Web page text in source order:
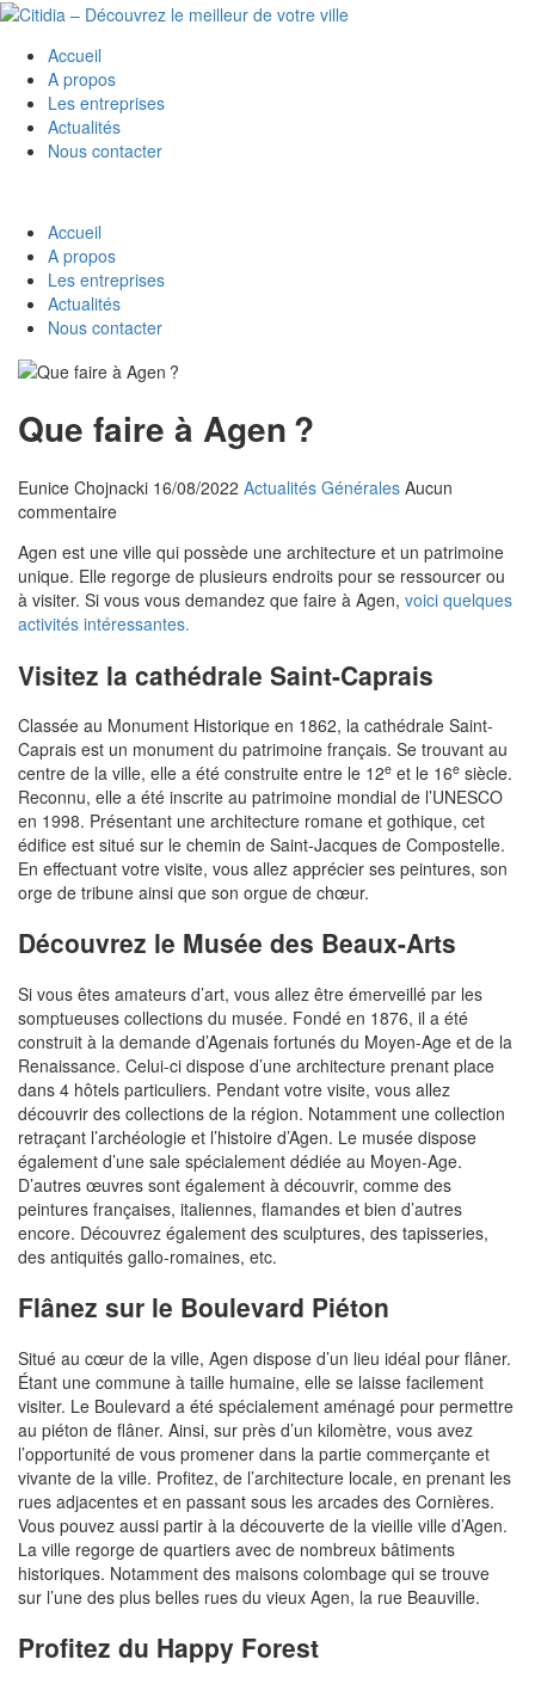
Accueil
A propos
Les entreprises
Actualités
Nous contacter
Accueil
A propos
Les entreprises
Actualités
Nous contacter
Que faire à Agen ?
Eunice Chojnacki 16/08/2022 Actualités Générales Aucun
commentaire
Agen est une ville qui possède une architecture et un patrimoine
unique. Elle regorge de plusieurs endroits pour se ressourcer ou
à visiter. Si vous vous demandez que faire à Agen, voici quelques
activités intéressantes.
Visitez la cathédrale Saint-Caprais
Classée au Monument Historique en 1862, la cathédrale Saint-
Caprais est un monument du patrimoine français. Se trouvant au
centre de la ville, elle a été construite entre le 12e et le 16e siècle.
Reconnu, elle a été inscrite au patrimoine mondial de l’UNESCO
en 1998. Présentant une architecture romane et gothique, cet
édifice est situé sur le chemin de Saint-Jacques de Compostelle.
En effectuant votre visite, vous allez apprécier ses peintures, son
orge de tribune ainsi que son orgue de chœur.
Découvrez le Musée des Beaux-Arts
Si vous êtes amateurs d’art, vous allez être émerveillé par les
somptueuses collections du musée. Fondé en 1876, il a été
construit à la demande d’Agenais fortunés du Moyen-Age et de la
Renaissance. Celui-ci dispose d’une architecture prenant place
dans 4 hôtels particuliers. Pendant votre visite, vous allez
découvrir des collections de la région. Notamment une collection
retraçant l’archéologie et l’histoire d’Agen. Le musée dispose
également d’une sale spécialement dédiée au Moyen-Age.
D’autres œuvres sont également à découvrir, comme des
peintures françaises, italiennes, flamandes et bien d’autres
encore. Découvrez également des sculptures, des tapisseries,
des antiquités gallo-romaines, etc.
Flânez sur le Boulevard Piéton
Situé au cœur de la ville, Agen dispose d’un lieu idéal pour flâner.
Étant une commune à taille humaine, elle se laisse facilement
visiter. Le Boulevard a été spécialement aménagé pour permettre
au piéton de flâner. Ainsi, sur près d’un kilomètre, vous avez
l’opportunité de vous promener dans la partie commerçante et
vivante de la ville. Profitez, de l’architecture locale, en prenant les
rues adjacentes et en passant sous les arcades des Cornières.
Vous pouvez aussi partir à la découverte de la vieille ville d’Agen.
La ville regorge de quartiers avec de nombreux bâtiments
historiques. Notamment des maisons colombage qui se trouve
sur l’une des plus belles rues du vieux Agen, la rue Beauville.
Profitez du Happy Forest